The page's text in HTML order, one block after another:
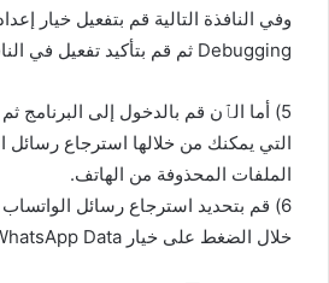
Debugging ثم قم بتأكيد تفعيل في النافذة المنبثقة.
5) أما الٱن قم بالدخول إلى البرنامج
التي يمكنك من خلالها استرجاع رسائل
الملفات المحذوفة من الهاتف.
6) قم بتحديد استرجاع رسائل
خلال الضغط على خيار Recover WhatsApp Data.